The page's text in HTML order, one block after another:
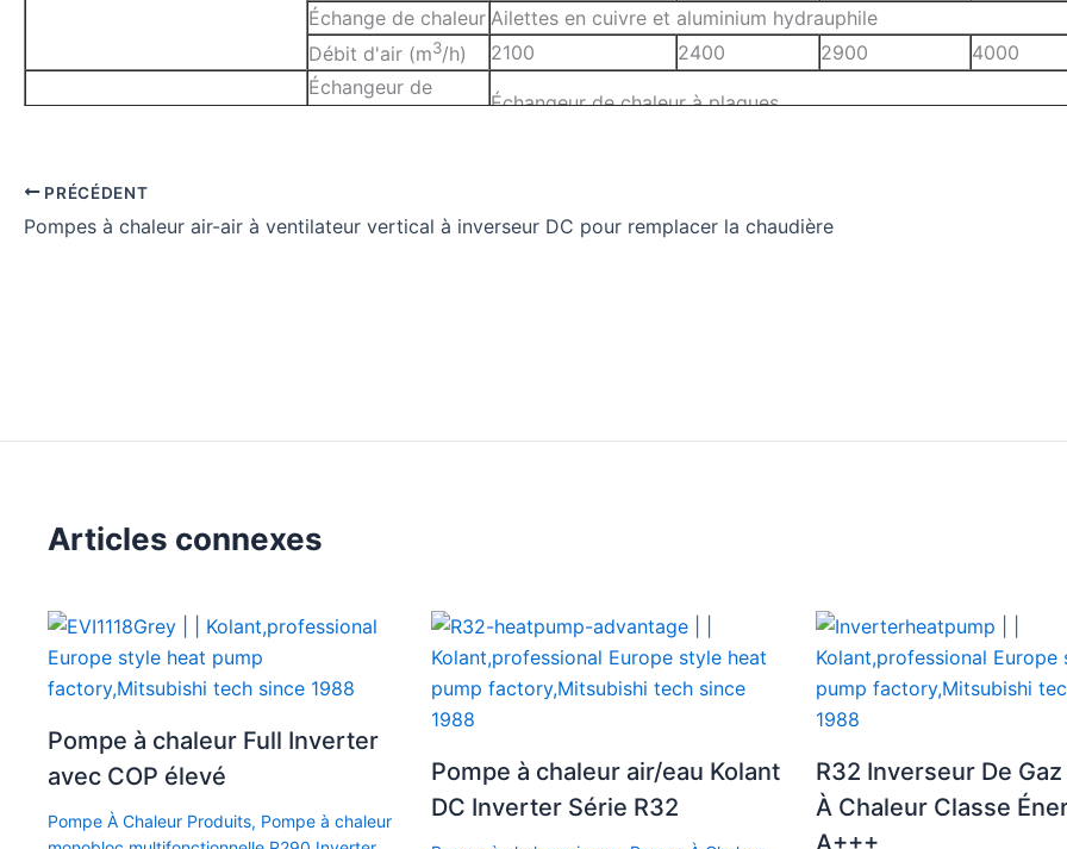
Échange de chaleur Ailettes en cuivre et aluminium hydrauphile
Débit d'air (m3/h) 2100 2400 2900 4000
Échangeur de
Échangeur de chaleur à plaques
Débit d'eau (m3/h)
Quantité de chargement pour 20'/40′
60/120 60/120 54/108 42/84
PRÉCÉDENT
Pompes à chaleur air-air à ventilateur vertical à inverseur DC pour remplacer la chaudière
Articles connexes
Pompe à chaleur Full Inverter
avec COP élevé
Pompe À Chaleur Produits, Pompe à chaleur
Pompe à chaleur air/eau Kolant
DC Inverter Série R32
R32 Inverseur De
À Chaleur Classe